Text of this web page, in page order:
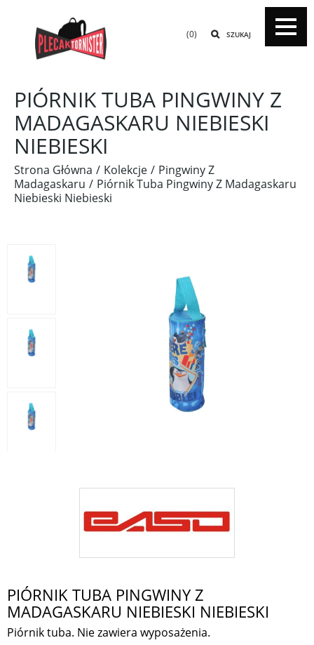
SZUKAJ
(0)
PIÓRNIK TUBA PINGWINY Z
MADAGASKARU NIEBIESKI
NIEBIESKI
Strona Główna Kolekcje
Pingwiny Z
Madagaskaru
Piórnik Tuba Pingwiny Z Madagaskaru
Niebieski Niebieski
PIÓRNIK TUBA PINGWINY Z
MADAGASKARU NIEBIESKI NIEBIESKI
Piórnik tuba. Nie zawiera wyposażenia.